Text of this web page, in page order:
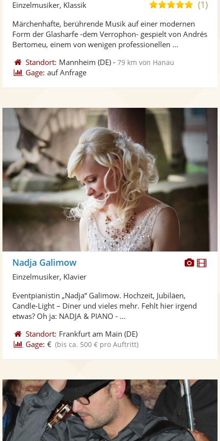
5,0
5
(1)
Einzelmusiker, Klassik
Märchenhafte, berührende Musik auf einer modernen
Form der Glasharfe -dem Verrophon- gespielt von Andrés
Bertomeu, einem von wenigen professionellen ...
Standort: Mannheim (DE) -79 km von Hanau
Gage: auf Anfrage
Nadja Galimow
Einzelmusiker, Klavier
Eventpianistin „Nadja“ Galimow. Hochzeit, Jubiläen,
Candle-Light – Diner und vieles mehr. Fehlt hier irgend
etwas? Oh ja: NADJA & PIANO - ...
Standort: Frankfurt am Main (DE)
Gage: € (bis ca. 500 € pro Auftritt)